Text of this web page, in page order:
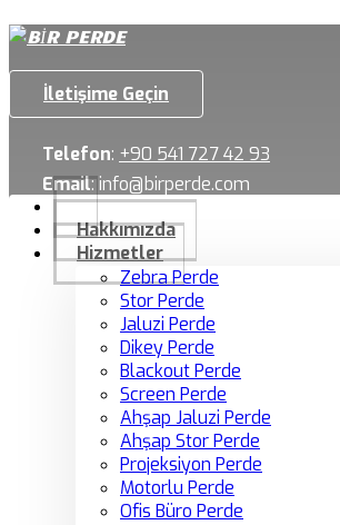
İletişime Geçin
Telefon: +90 541 727 42 93
Email:info@birperde.com
Hakkımızda
Hizmetler
Zebra Perde
Stor Perde
Jaluzi Perde
Dikey Perde
Blackout Perde
Screen Perde
Ahşap Jaluzi Perde
Ahşap Stor Perde
Projeksiyon Perde
Motorlu Perde
Ofis Büro Perde